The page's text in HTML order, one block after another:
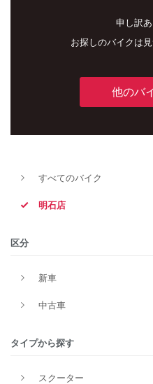
申し訳あ
お探しのバイクは
他のバ
すべてのバイク
明石店
区分
新車
中古車
タイプから探す
スクーター
タイプ
メーカー
排気量